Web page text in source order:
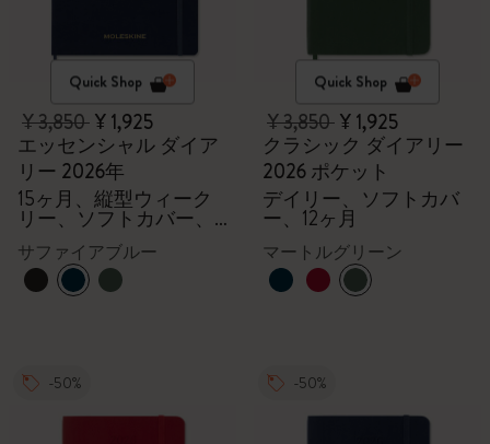
Quick Shop
¥ 3,850¥ 1,925
エッセンシャル ダイア
リー 2026年
15ヶ月、縦型ウィーク
リー、ソフトカバー、
サファイアブルー
Quick Shop
¥ 3,850¥ 1,925
クラシック ダイアリー
2026 ポケット
デイリー、ソフトカバ
ー、12ヶ月
マートルグリーン
-50% -50%